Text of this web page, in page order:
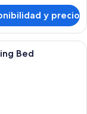
y precio
hotel con una cama
Bed